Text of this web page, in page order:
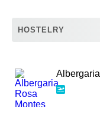
HOSTELRY